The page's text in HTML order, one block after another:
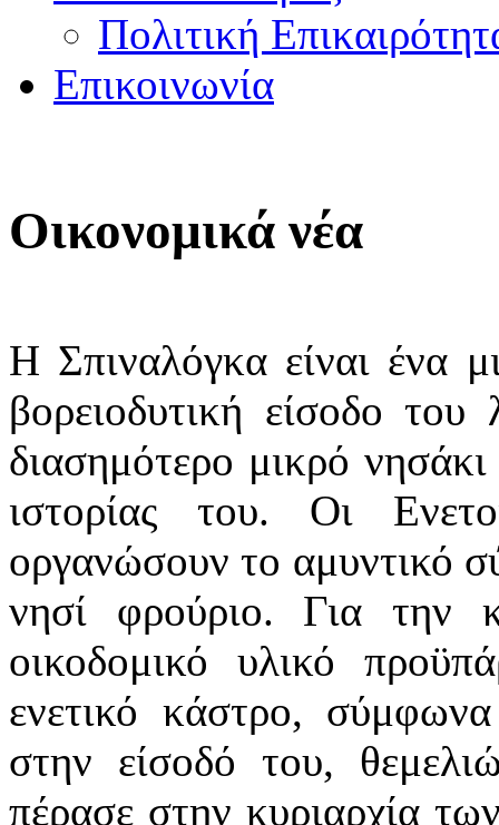
Πολιτική
Επικοινωνία
Οικονομικά νέα
Η Σπιναλόγκα είναι ένα
βορειοδυτική είσοδο
διασημότερο μικρό
ιστορίας του. Οι
οργανώσουν το αμυντικό
νησί φρούριο. Για την
οικοδομικό υλικό
ενετικό κάστρο,
στην είσοδό του,
πέρασε στην κυριαρχία